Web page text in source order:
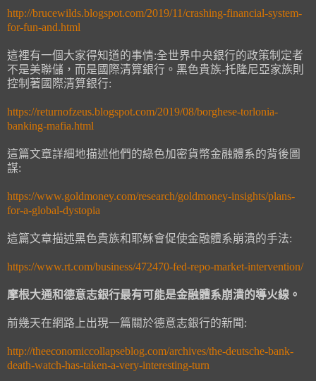
http://brucewilds.blogspot.com/2019/11/crashing-financial-system-
for-fun-and.html
這裡有一個大家得知道的事情:全世界中央銀行的政策制定者
不是美聯儲，而是國際清算銀行。黑色貴族-托隆尼亞家族則
控制著國際清算銀行:
https://returnofzeus.blogspot.com/2019/08/borghese-torlonia-
banking-mafia.html
這篇文章詳細地描述他們的綠色加密貨幣金融體系的背後圖
謀:
https://www.goldmoney.com/research/goldmoney-insights/plans-
for-a-global-dystopia
這篇文章描述黑色貴族和耶穌會促使金融體系崩潰的手法:
https://www.rt.com/business/472470-fed-repo-market-intervention/
摩根大通和德意志銀行最有可能是金融體系崩潰的導火線。
前幾天在網路上出現一篇關於德意志銀行的新聞:
http://theeconomiccollapseblog.com/archives/the-deutsche-bank-
death-watch-has-taken-a-very-interesting-turn